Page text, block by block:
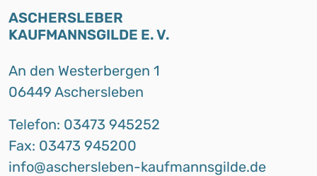
ASCHERSLEBER
KAUFMANNSGILDE E. V.
An den Westerbergen 1
06449 Aschersleben
Telefon: 03473 945252
Fax: 03473 945200
info@aschersleben-kaufmannsgilde.de